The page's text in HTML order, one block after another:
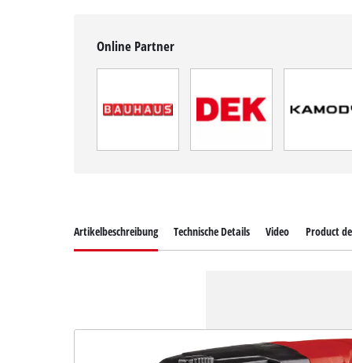
Online Partner
Artikelbeschreibung Technische Details Video Product